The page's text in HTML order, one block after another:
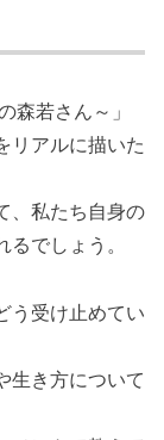
森若さん～」
リアルに描いた
、私たち自身の
でしょう。
う受け止めてい
生き方について